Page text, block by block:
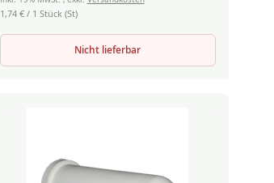
1,74 €/ 1 Stück (St)
Nicht lieferbar